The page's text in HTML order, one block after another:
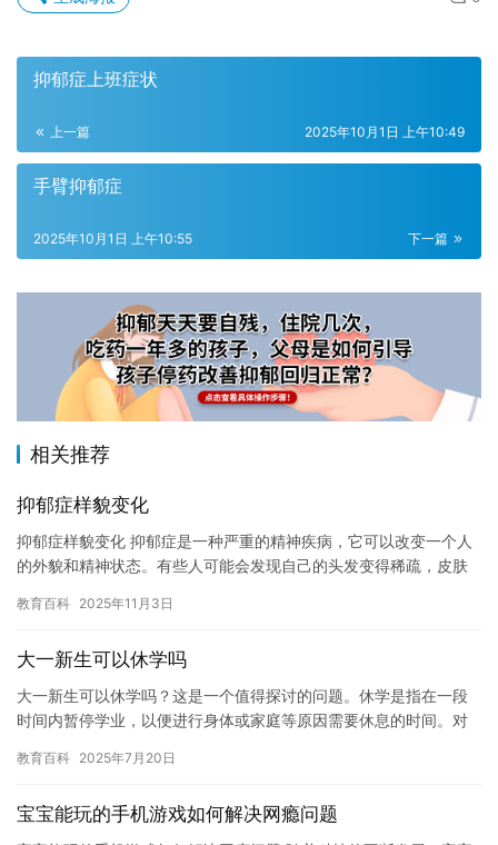
抑郁症上班症状
上一篇 2025年10月1日 上午10:49
手臂抑郁症
下一篇
2025年10月1日 上午10:55
相关推荐
抑郁症样貌变化
抑郁症样貌变化 抑郁症是一种严重的精神疾病，它可以改变一个人
的外貌和精神状态。有些人可能会发现自己的头发变得稀疏，皮肤
可能…
教育百科 2025年11月3日
大一新生可以休学吗
大一新生可以休学吗？这是一个值得探讨的问题。休学是指在一段
时间内暂停学业，以便进行身体或家庭等原因需要休息的时间。对
通常…
教育百科 2025年7月20日
宝宝能玩的手机游戏如何解决网瘾问题